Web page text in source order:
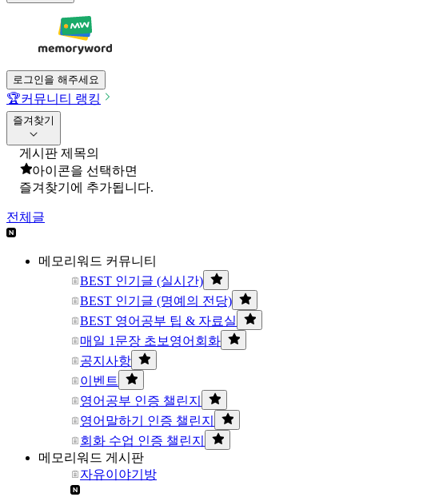
로그인을 해주세요
🏆커뮤니티 랭킹
즐겨찾기
게시판 제목의
아이콘을 선택하면
즐겨찾기에 추가됩니다.
전체글
메모리워드 커뮤니티
BEST 인기글 (실시간)
BEST 인기글 (명예의 전당)
BEST 영어공부 팁 & 자료실
매일 1문장 초보영어회화
공지사항
이벤트
영어공부 인증 챌린지
영어말하기 인증 챌린지
회화 수업 인증 챌린지
메모리워드 게시판
자유이야기방